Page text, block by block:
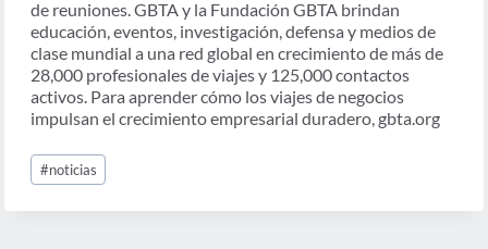
de reuniones. GBTA y la Fundación GBTA brindan
educación, eventos, investigación, defensa y medios de
clase mundial a una red global en crecimiento de más de
28,000 profesionales de viajes y 125,000 contactos
activos. Para aprender cómo los viajes de negocios
impulsan el crecimiento empresarial duradero, gbta.org
Post
Tags:
#noticias